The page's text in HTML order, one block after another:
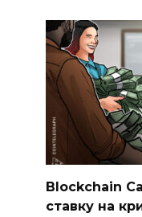
Blockchain
ставку на